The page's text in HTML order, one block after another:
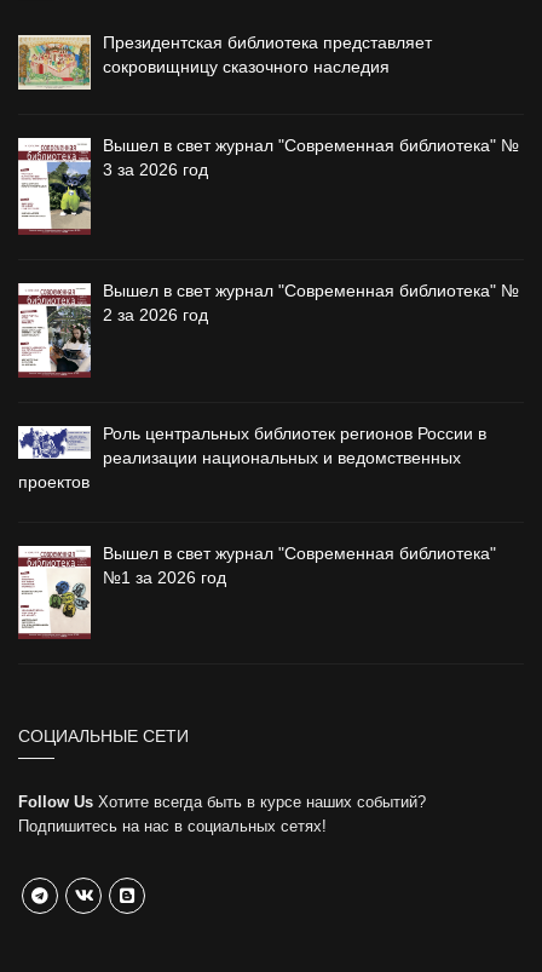
Президентская библиотека представляет
сокровищницу сказочного наследия
Вышел в свет журнал "Современная библиотека" №
3 за 2026 год
Вышел в свет журнал "Современная библиотека" №
2 за 2026 год
Роль центральных библиотек регионов России в
реализации национальных и ведомственных
проектов
Вышел в свет журнал "Современная библиотека"
№1 за 2026 год
СОЦИАЛЬНЫЕ СЕТИ
Follow Us Хотите всегда быть в курсе наших событий?
Подпишитесь на нас в социальных сетях!